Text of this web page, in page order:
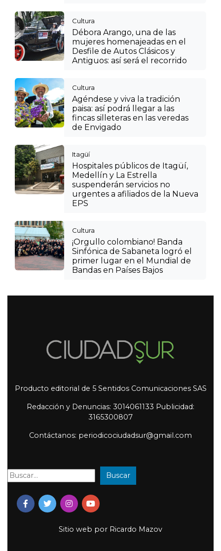
Cultura
Débora Arango, una de las
mujeres homenajeadas en el
Desfile de Autos Clásicos y
Antiguos: así será el recorrido
Cultura
Agéndese y viva la tradición
paisa: así podrá llegar a las
fincas silleteras en las veredas
de Envigado
Itagüí
Hospitales públicos de Itagüí,
Medellín y La Estrella
suspenderán servicios no
urgentes a afiliados de la Nueva
EPS
Cultura
¡Orgullo colombiano! Banda
Sinfónica de Sabaneta logró el
primer lugar en el Mundial de
Bandas en Países Bajos
Producto editorial de 5 Sentidos Comunicaciones SAS
Redacción y Denuncias: 3014061133 Publicidad:
3165300807
Contáctanos: periodicociudadsur@gmail.com
Buscar: Buscar
Sitio web por Ricardo Mazov